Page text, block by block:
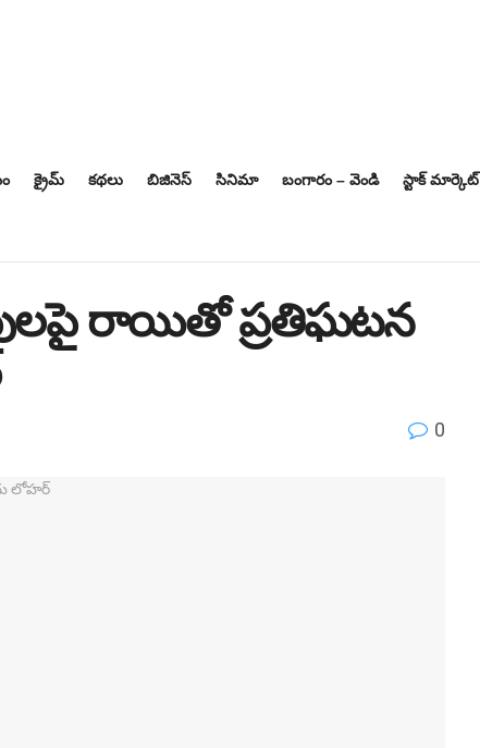
క్రైమ్ కథలు బిజినెస్‌ సినిమా బంగారం – వెండి స్టాక్ మార్కెట్
రాయితో ప్రతిఘటన
0